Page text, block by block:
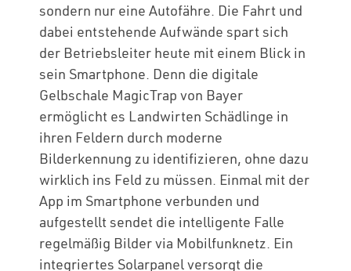
sondern nur eine Autofähre. Die Fahrt und
dabei entstehende Aufwände spart sich
der Betriebsleiter heute mit einem Blick in
sein Smartphone. Denn die digitale
Gelbschale MagicTrap von Bayer
ermöglicht es Landwirten Schädlinge in
ihren Feldern durch moderne
Bilderkennung zu identifizieren, ohne dazu
wirklich ins Feld zu müssen. Einmal mit der
App im Smartphone verbunden und
aufgestellt sendet die intelligente Falle
regelmäßig Bilder via Mobilfunknetz. Ein
integriertes Solarpanel versorgt die